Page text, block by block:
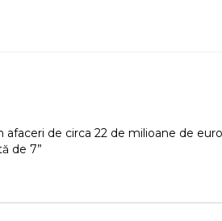
de circa 22 de milioane de euro
de 7”